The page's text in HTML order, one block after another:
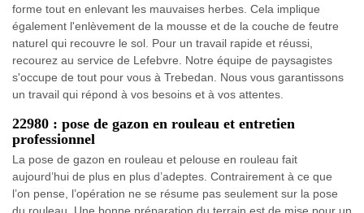
forme tout en enlevant les mauvaises herbes. Cela implique
également l'enlèvement de la mousse et de la couche de feutre
naturel qui recouvre le sol. Pour un travail rapide et réussi,
recourez au service de Lefebvre. Notre équipe de paysagistes
s'occupe de tout pour vous à Trebedan. Nous vous garantissons
un travail qui répond à vos besoins et à vos attentes.
22980 : pose de gazon en rouleau et entretien
professionnel
La pose de gazon en rouleau et pelouse en rouleau fait
aujourd’hui de plus en plus d’adeptes. Contrairement à ce que
l’on pense, l’opération ne se résume pas seulement sur la pose